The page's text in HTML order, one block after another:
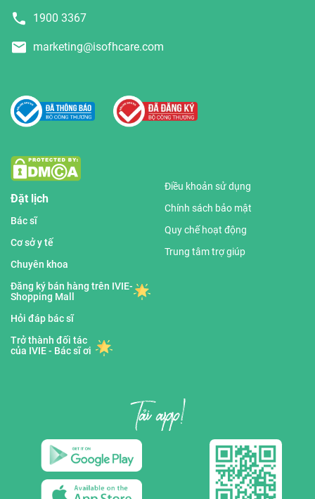
1900 3367
marketing@isofhcare.com
Đặt lịch
Bác sĩ
Cơ sở y tế
Chuyên khoa
Đăng ký bán hàng trên IVIE-
Shopping Mall
Hỏi đáp bác sĩ
Trở thành đối tác
của IVIE - Bác sĩ ơi
Điều khoản sử dụng
Chính sách bảo mật
Quy chế hoạt động
Trung tâm trợ giúp